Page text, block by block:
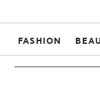
FASHION